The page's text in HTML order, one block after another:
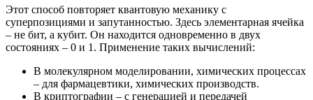
Этот способ повторяет квантовую механику с
суперпозициями и запутанностью. Здесь элементарная ячейка
– не бит, а кубит. Он находится одновременно в двух
состояниях – 0 и 1. Применение таких вычислений:
В молекулярном моделировании, химических процессах
– для фармацевтики, химических производств.
В криптографии – с генерацией и передачей